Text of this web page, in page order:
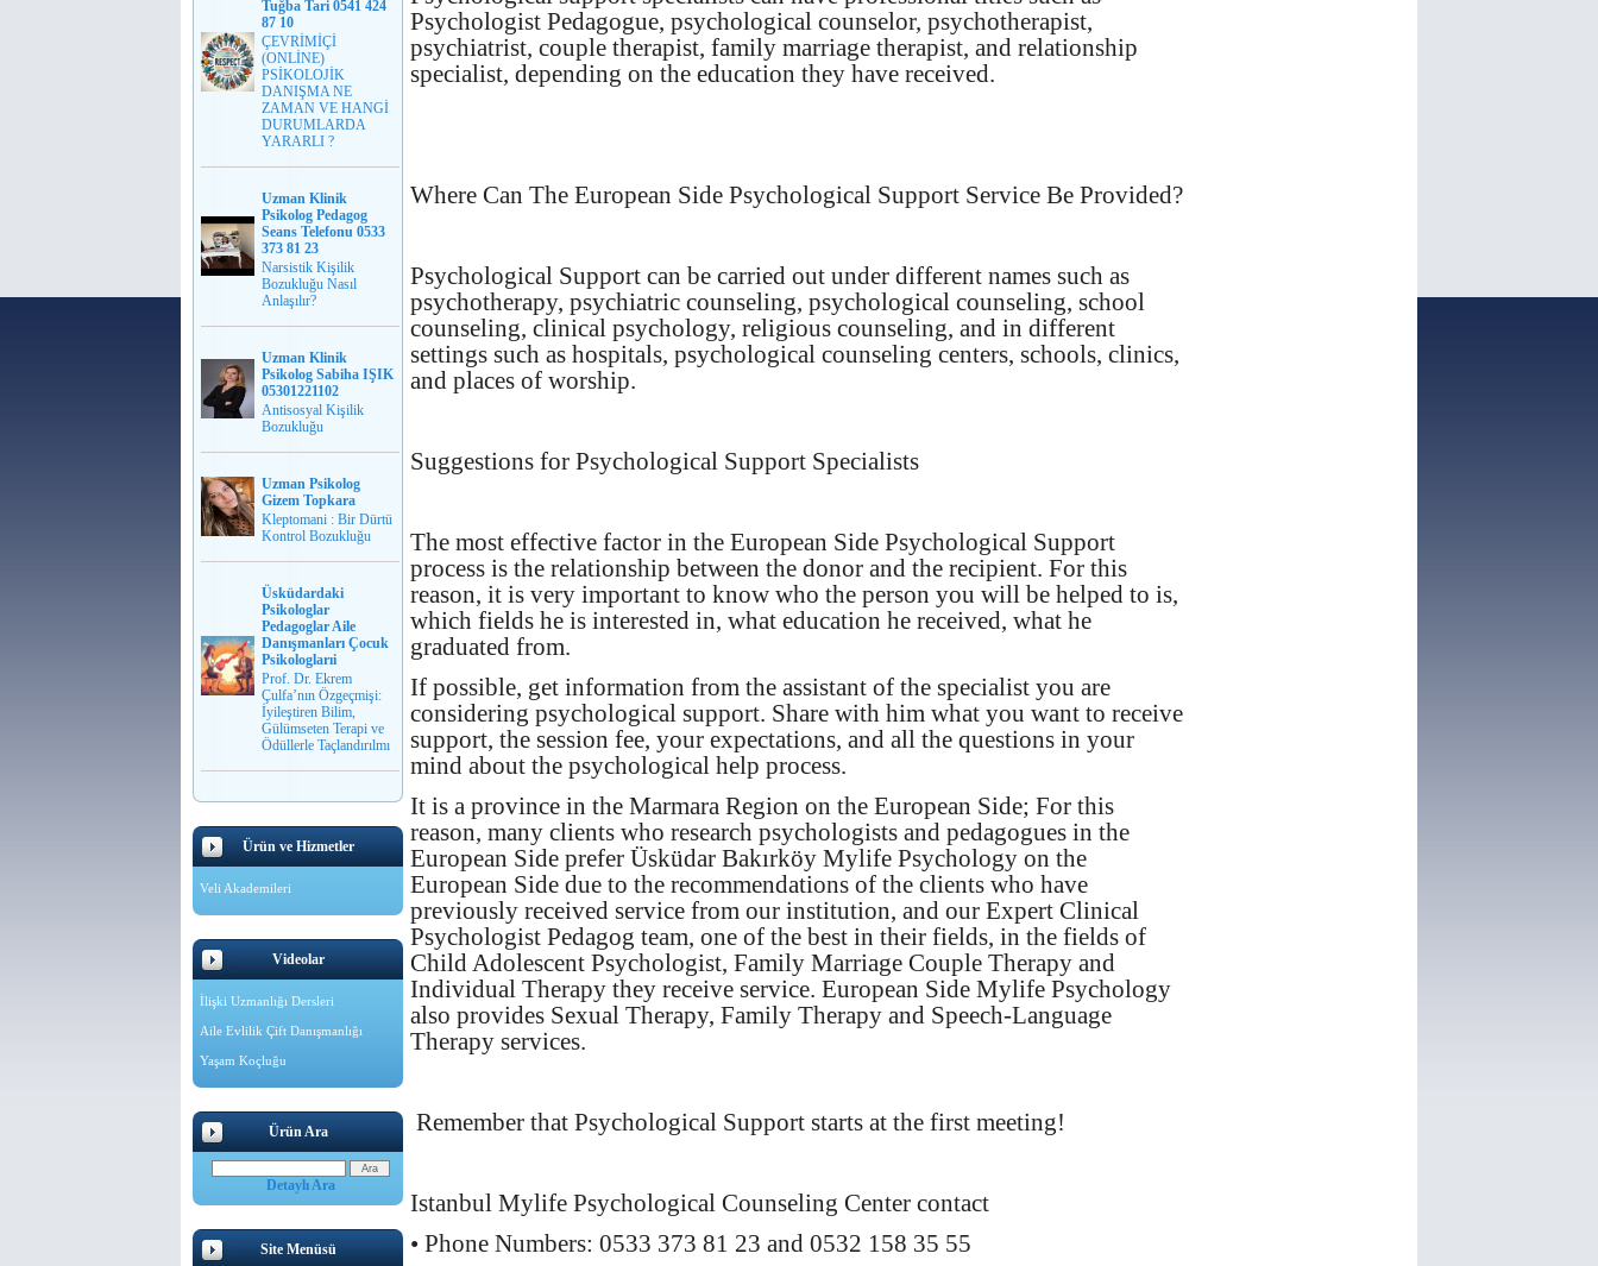
Tuğba Tari 0541 424
87 10
ÇEVRİMİÇİ
(ONLİNE)
PSİKOLOJİK
DANIŞMA NE
ZAMAN VE HANGİ
DURUMLARDA
YARARLI ?
Uzman Klinik
Psikolog Pedagog
Seans Telefonu 0533
373 81 23
Narsistik Kişilik
Bozukluğu Nasıl
Anlaşılır?
Uzman Klinik
Psikolog Sabiha IŞIK
05301221102
Antisosyal Kişilik
Bozukluğu
Uzman Psikolog
Gizem Topkara
Kleptomani : Bir Dürtü
Kontrol Bozukluğu
Üsküdardaki
Psikologlar
Pedagoglar Aile
Danışmanları Çocuk
Psikologlarıi
Prof. Dr. Ekrem
Çulfa’nın Özgeçmişi:
İyileştiren Bilim,
Gülümseten Terapi ve
Ödüllerle Taçlandırılmı
Ürün ve Hizmetler
Veli Akademileri
Videolar
İlişki Uzmanlığı Dersleri
Aile Evlilik Çift Danışmanlığı
Yaşam Koçluğu
Ürün Ara
Detaylı Ara
Site Menüsü
Psychologist Pedagogue, psychological counselor, psychotherapist,
psychiatrist, couple therapist, family marriage therapist, and relationship
specialist, depending on the education they have received.
Where Can The European Side Psychological Support Service Be Provided?
Psychological Support can be carried out under different names such as
psychotherapy, psychiatric counseling, psychological counseling, school
counseling, clinical psychology, religious counseling, and in different
settings such as hospitals, psychological counseling centers, schools, clinics,
and places of worship.
Suggestions for Psychological Support Specialists
The most effective factor in the European Side Psychological Support
process is the relationship between the donor and the recipient. For this
reason, it is very important to know who the person you will be helped to is,
which fields he is interested in, what education he received, what he
graduated from.
If possible, get information from the assistant of the specialist you are
considering psychological support. Share with him what you want to receive
support, the session fee, your expectations, and all the questions in your
mind about the psychological help process.
It is a province in the Marmara Region on the European Side; For this
reason, many clients who research psychologists and pedagogues in the
European Side prefer Üsküdar Bakırköy Mylife Psychology on the
European Side due to the recommendations of the clients who have
previously received service from our institution, and our Expert Clinical
Psychologist Pedagog team, one of the best in their fields, in the fields of
Child Adolescent Psychologist, Family Marriage Couple Therapy and
Individual Therapy they receive service. European Side Mylife Psychology
also provides Sexual Therapy, Family Therapy and Speech-Language
Therapy services.
Remember that Psychological Support starts at the first meeting!
Istanbul Mylife Psychological Counseling Center contact
• Phone Numbers: 0533 373 81 23 and 0532 158 35 55